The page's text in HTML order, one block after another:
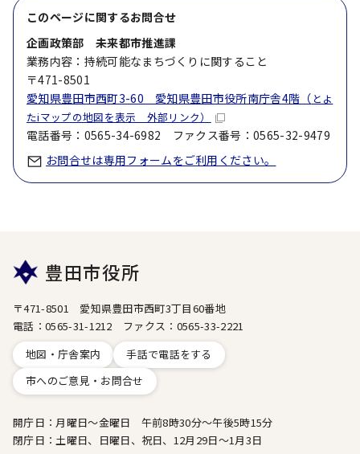
このページに関するお問合せ
企画政策部 未来都市推進課
業務内容：持続可能なまちづくりに関すること
〒471-8501
愛知県豊田市西町3-60 愛知県豊田市役所南庁舎4階（ とよ
たiマップの地図を表示 外部リンク）
電話番号：0565-34-6982 ファクス番号：0565-32-9479
お問合せは専用フォームをご利用ください。
豊田市役所
〒471-8501 愛知県豊田市西町3丁目60番地
電話：0565-31-1212 ファクス：0565-33-2221
地図・庁舎案内
手話で電話をする
市へのご意見・お問合せ
開庁日：月曜日～金曜日 午前8時30分～午後5時15分
閉庁日：土曜日、日曜日、祝日、12月29日～1月3日